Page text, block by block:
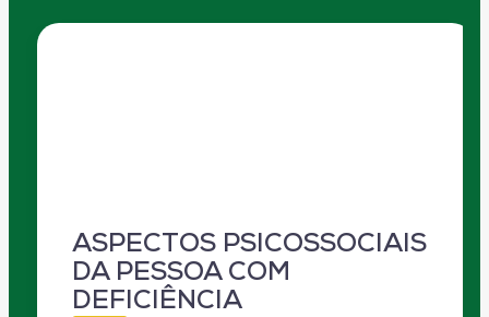
ASPECTOS PSICOSSOCIAIS
DA PESSOA COM
DEFICIÊNCIA